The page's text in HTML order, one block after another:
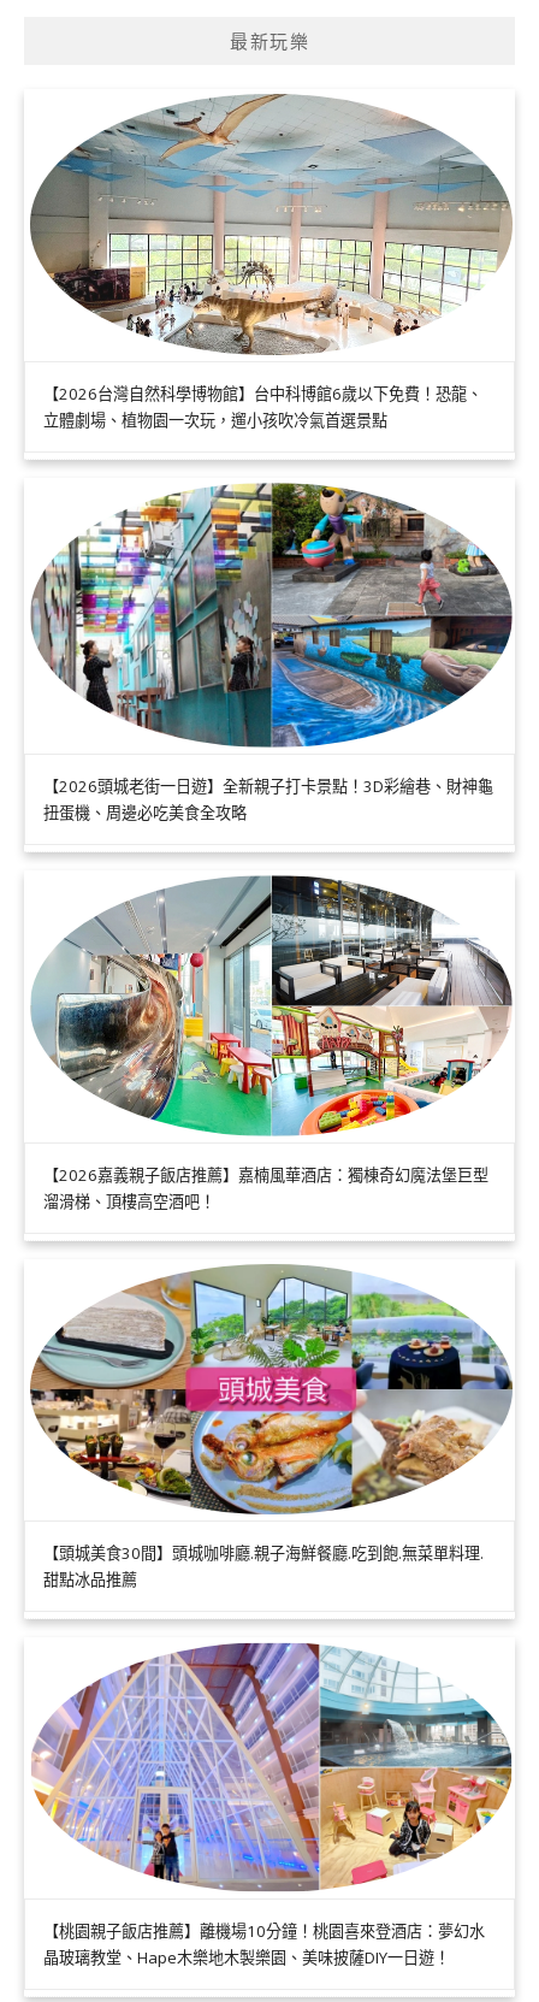
最新玩樂
【2026台灣自然科學博物館】台中科博館6歲以下免費！恐龍、
立體劇場、植物園一次玩，遛小孩吹冷氣首選景點
【2026頭城老街一日遊】全新親子打卡景點！3D彩繪巷、財神龜
扭蛋機、周邊必吃美食全攻略
【2026嘉義親子飯店推薦】嘉楠風華酒店：獨棟奇幻魔法堡巨型
溜滑梯、頂樓高空酒吧！
【頭城美食30間】頭城咖啡廳.親子海鮮餐廳.吃到飽.無菜單料理.
甜點冰品推薦
【桃園親子飯店推薦】離機場10分鐘！桃園喜來登酒店：夢幻水
晶玻璃教堂、Hape木樂地木製樂園、美味披薩DIY一日遊！